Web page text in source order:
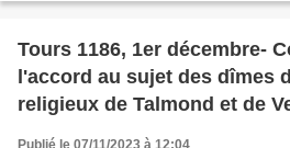
Tours 1186, 1er décembre-
l'accord au sujet des dîmes
religieux de Talmond et de
Publié le 07/11/2023 à 12:04